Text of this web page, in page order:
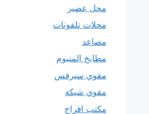
محل عصير
محلات تلفونات
مصاعد
مطابخ المنيوم
مقوي سيرفس
مقوي شبكة
مكتب افراح